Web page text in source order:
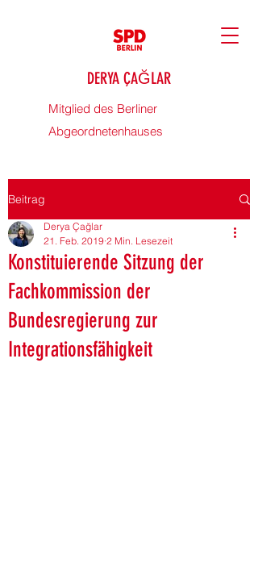
DERYA ÇAĞLAR
Mitglied des Berliner
Abgeordnetenhauses
Beitrag
Konstituierende Sitzung der
Fachkommission der
Bundesregierung zur
Integrationsfähigkeit
Derya Çağlar
21. Feb. 2019 2 Min. Lesezeit